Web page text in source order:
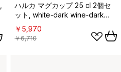
ハルカ マグカップ 25 cl 2個セ
ット, white-dark wine-dark
red
￥5,970
￥6,710